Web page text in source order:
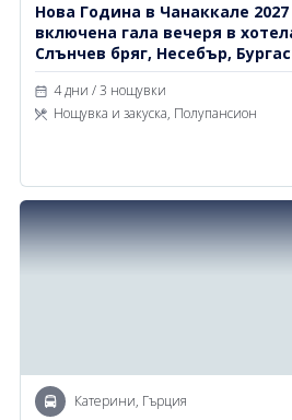
Новa Година в Чанаккале 2027 - хотел Anzak с
включена гала вечеря в
Слънчев бряг, Несебър, Бургас
4 дни / 3 нощувки
Нощувка и закуска, Полупансион
Катерини, Гърция